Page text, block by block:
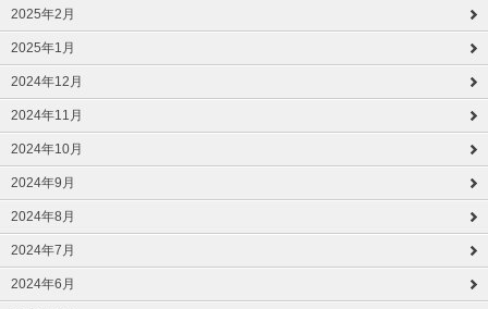
2025年2月
2025年1月
2024年12月
2024年11月
2024年10月
2024年9月
2024年8月
2024年7月
2024年6月